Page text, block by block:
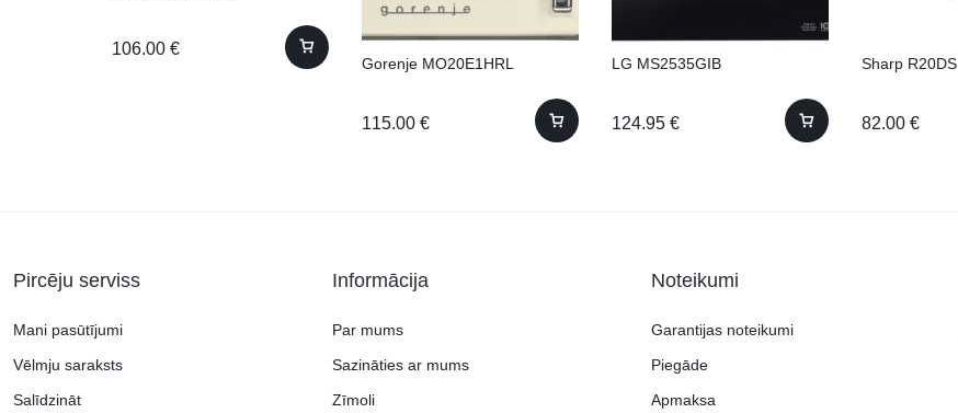
106.00 €
Gorenje MO20E1HRL
115.00 €
LG MS2535GIB
124.95 €
Sharp R20DS
82.00 €
Pircēju serviss
Mani pasūtījumi
Vēlmju saraksts
Salīdzināt
Informācija
Par mums
Sazināties ar mums
Zīmoli
Noteikumi
Garantijas noteikumi
Piegāde
Apmaksa